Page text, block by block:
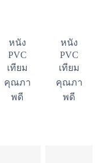
หนัง
PVC
เทียม
คุณภา
พดี
หนัง
PVC
เทียม
คุณภา
พดี